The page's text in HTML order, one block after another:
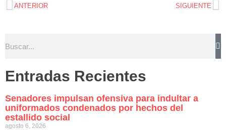
ANTERIOR SIGUIENTE
Entradas Recientes
Senadores impulsan ofensiva para indultar a
uniformados condenados por hechos del
estallido social
agosto 6, 2026